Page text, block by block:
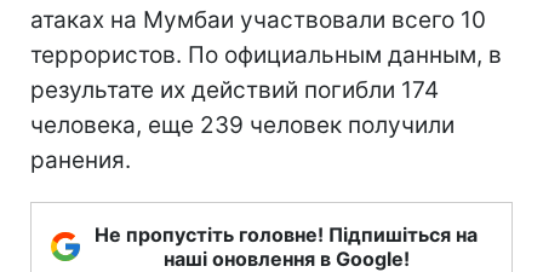
атаках на Мумбаи участвовали всего 10
террористов. По официальным данным, в
результате их действий погибли 174
человека, еще 239 человек получили
ранения.
Не пропустіть головне! Підпишіться на
наші оновлення в Google!